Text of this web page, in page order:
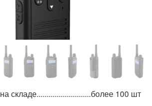
на складе...........................более 100 шт